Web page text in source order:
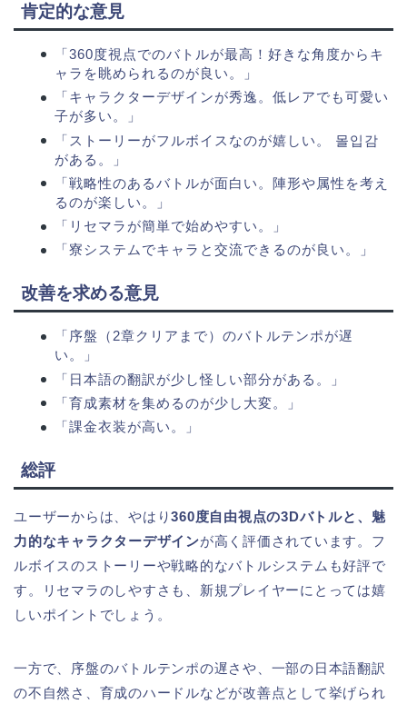
肯定的な意見
「360度視点でのバトルが最高！好きな角度からキ
ャラを眺められるのが良い。」
「キャラクターデザインが秀逸。低レアでも可愛い
子が多い。」
「ストーリーがフルボイスなのが嬉しい。 몰입감
がある。」
「戦略性のあるバトルが面白い。陣形や属性を考え
るのが楽しい。」
「リセマラが簡単で始めやすい。」
「寮システムでキャラと交流できるのが良い。」
改善を求める意見
「序盤（2章クリアまで）のバトルテンポが遅
い。」
「日本語の翻訳が少し怪しい部分がある。」
「育成素材を集めるのが少し大変。」
「課金衣装が高い。」
総評
ユーザーからは、やはり360度自由視点の3Dバトルと、魅
力的なキャラクターデザインが高く評価されています。フ
ルボイスのストーリーや戦略的なバトルシステムも好評で
す。リセマラのしやすさも、新規プレイヤーにとっては嬉
しいポイントでしょう。
一方で、序盤のバトルテンポの遅さや、一部の日本語翻訳
の不自然さ、育成のハードルなどが改善点として挙げられ